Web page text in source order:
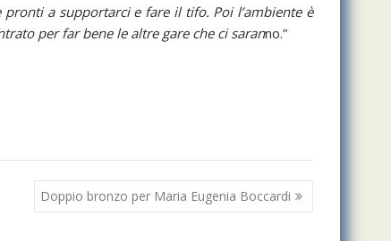
a supportarci e fare il tifo. Poi l’ambiente è
per far bene le altre gare che ci saranno.”
Doppio bronzo per Maria Eugenia Boccardi